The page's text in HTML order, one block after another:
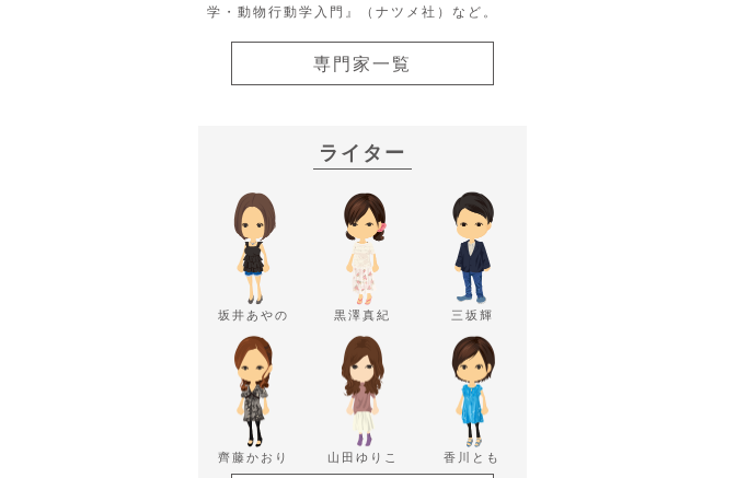
学・動物行動学入門』（ナツメ社）など。
専門家一覧
ライター
坂井あやの 黒澤真紀 三坂輝
齊藤かおり 山田ゆりこ 香川とも